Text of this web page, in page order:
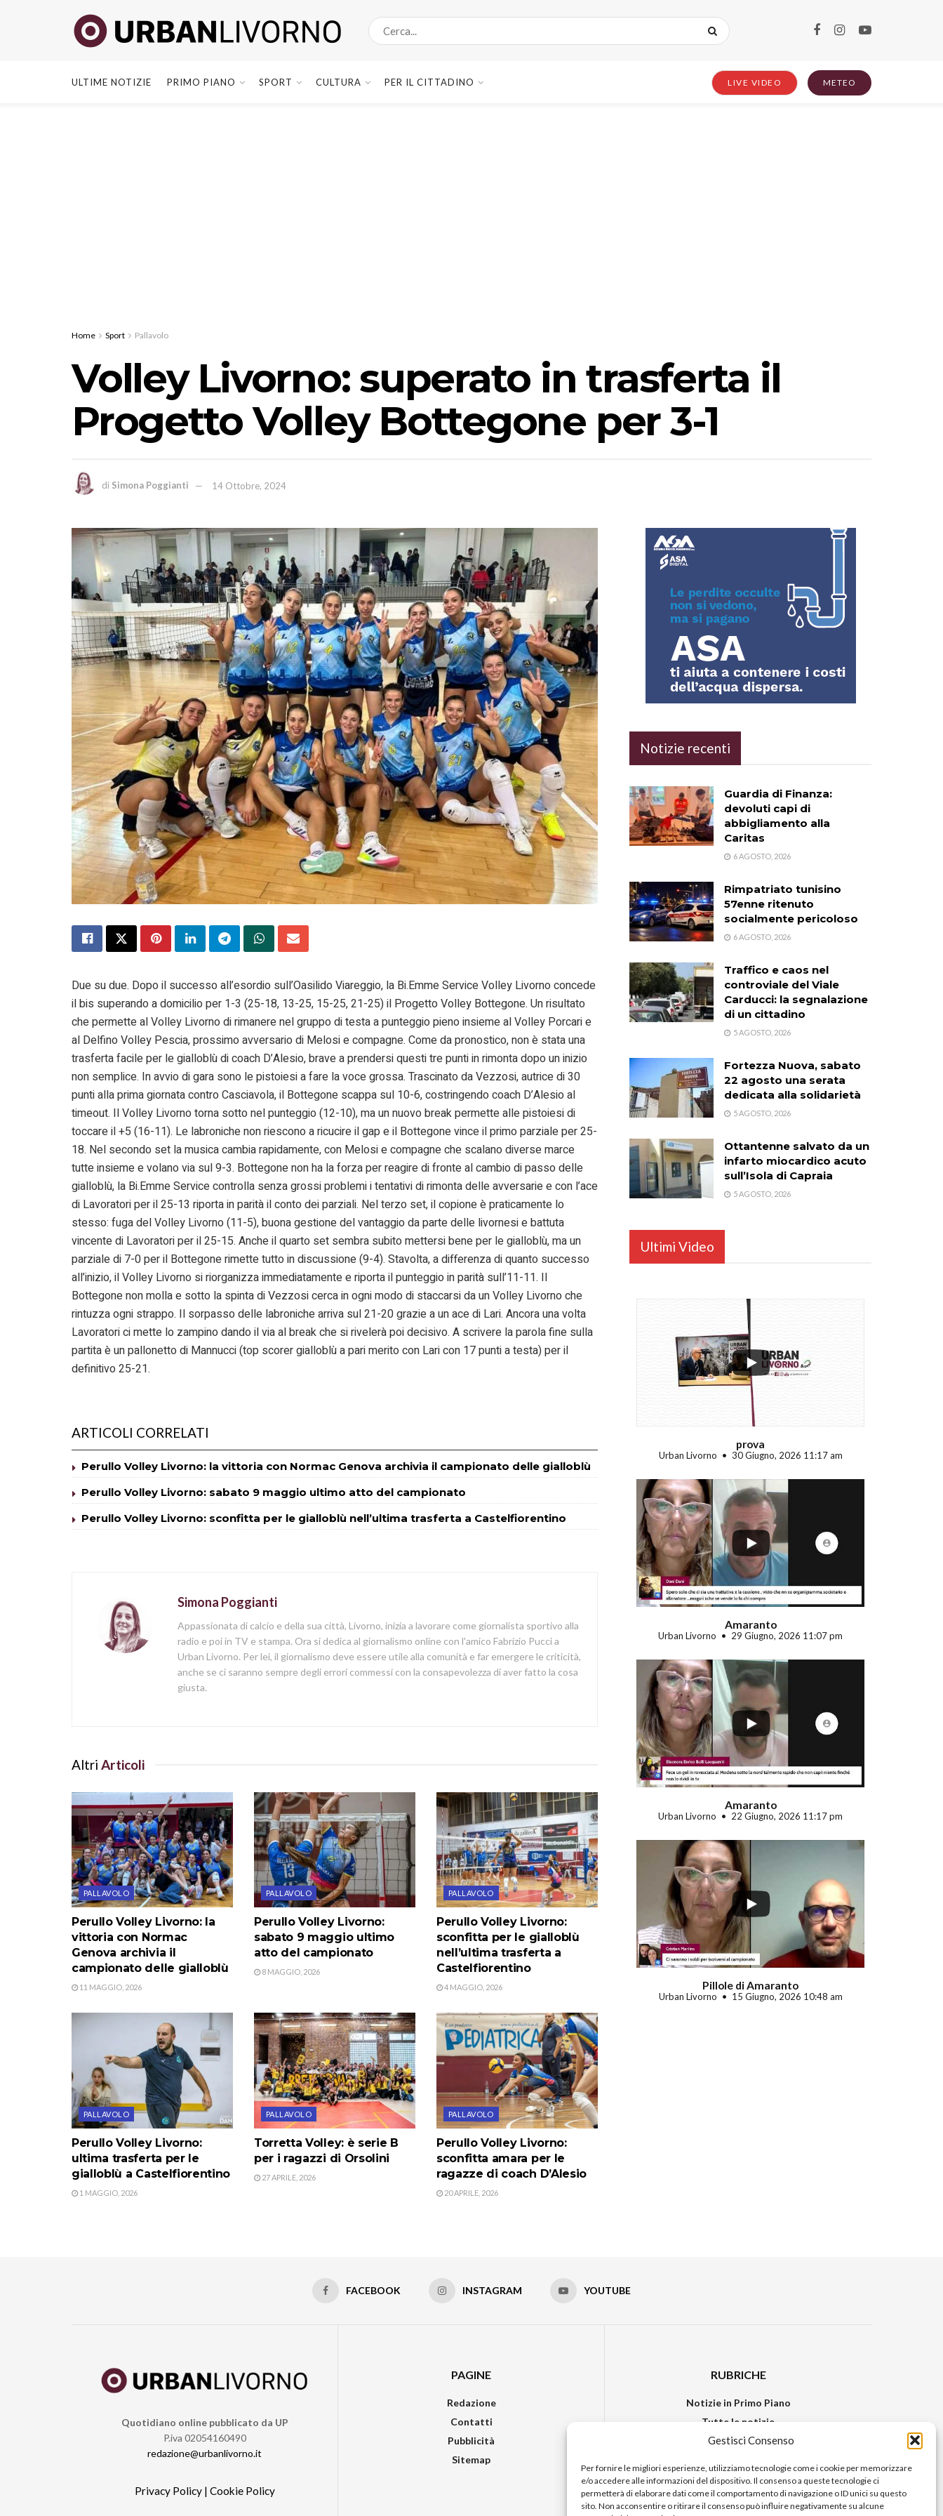
Gestisci Consenso
Per fornire le migliori esperienze, utilizziamo tecnologie come i cookie per memorizzare
e/o accedere alle informazioni del dispositivo. Il consenso a queste tecnologie ci
permetterà di elaborare dati come il comportamento di navigazione o ID unici su questo
sito. Non acconsentire o ritirare il consenso può influire negativamente su alcune
ULTIME NOTIZIE PRIMO PIANO SPORT CULTURA PER IL CITTADINO LIVE VIDEO METEO
Home Sport Pallavolo
Volley Livorno: superato in trasferta il
Progetto Volley Bottegone per 3-1
di Simona Poggianti 14 Ottobre, 2024
Due su due. Dopo il successo all’esordio sull’Oasilido Viareggio, la Bi.Emme Service Volley Livorno concede
il bis superando a domicilio per 1-3 (25-18, 13-25, 15-25, 21-25) il Progetto Volley Bottegone. Un risultato
che permette al Volley Livorno di rimanere nel gruppo di testa a punteggio pieno insieme al Volley Porcari e
al Delfino Volley Pescia, prossimo avversario di Melosi e compagne. Come da pronostico, non è stata una
trasferta facile per le gialloblù di coach D’Alesio, brave a prendersi questi tre punti in rimonta dopo un inizio
non semplice. In avvio di gara sono le pistoiesi a fare la voce grossa. Trascinato da Vezzosi, autrice di 30
punti alla prima giornata contro Casciavola, il Bottegone scappa sul 10-6, costringendo coach D’Alesio al
timeout. Il Volley Livorno torna sotto nel punteggio (12-10), ma un nuovo break permette alle pistoiesi di
toccare il +5 (16-11). Le labroniche non riescono a ricucire il gap e il Bottegone vince il primo parziale per 25-
18. Nel secondo set la musica cambia rapidamente, con Melosi e compagne che scalano diverse marce
tutte insieme e volano via sul 9-3. Bottegone non ha la forza per reagire di fronte al cambio di passo delle
gialloblù, la Bi.Emme Service controlla senza grossi problemi i tentativi di rimonta delle avversarie e con l’ace
di Lavoratori per il 25-13 riporta in parità il conto dei parziali. Nel terzo set, il copione è praticamente lo
stesso: fuga del Volley Livorno (11-5), buona gestione del vantaggio da parte delle livornesi e battuta
vincente di Lavoratori per il 25-15. Anche il quarto set sembra subito mettersi bene per le gialloblù, ma un
parziale di 7-0 per il Bottegone rimette tutto in discussione (9-4). Stavolta, a differenza di quanto successo
all’inizio, il Volley Livorno si riorganizza immediatamente e riporta il punteggio in parità sull’11-11. Il
Bottegone non molla e sotto la spinta di Vezzosi cerca in ogni modo di staccarsi da un Volley Livorno che
rintuzza ogni strappo. Il sorpasso delle labroniche arriva sul 21-20 grazie a un ace di Lari. Ancora una volta
Lavoratori ci mette lo zampino dando il via al break che si rivelerà poi decisivo. A scrivere la parola fine sulla
partita è un pallonetto di Mannucci (top scorer gialloblù a pari merito con Lari con 17 punti a testa) per il
definitivo 25-21.
ARTICOLI CORRELATI
Perullo Volley Livorno: la vittoria con Normac Genova archivia il campionato delle gialloblù
Perullo Volley Livorno: sabato 9 maggio ultimo atto del campionato
Perullo Volley Livorno: sconfitta per le gialloblù nell’ultima trasferta a Castelfiorentino
Simona Poggianti
Appassionata di calcio e della sua città, Livorno, inizia a lavorare come giornalista sportivo alla
radio e poi in TV e stampa. Ora si dedica al giornalismo online con l'amico Fabrizio Pucci a
Urban Livorno. Per lei, il giornalismo deve essere utile alla comunità e far emergere le criticità,
anche se ci saranno sempre degli errori commessi con la consapevolezza di aver fatto la cosa
giusta.
Altri Articoli
PALLAVOLO
Perullo Volley Livorno: la
vittoria con Normac
Genova archivia il
campionato delle gialloblù
11 MAGGIO, 2026
PALLAVOLO
Perullo Volley Livorno:
sabato 9 maggio ultimo
atto del campionato
8 MAGGIO, 2026
PALLAVOLO
Perullo Volley Livorno:
sconfitta per le gialloblù
nell’ultima trasferta a
Castelfiorentino
4 MAGGIO, 2026
PALLAVOLO
Perullo Volley Livorno:
ultima trasferta per le
gialloblù a Castelfiorentino
1 MAGGIO, 2026
PALLAVOLO
Torretta Volley: è serie B
per i ragazzi di Orsolini
27 APRILE, 2026
PALLAVOLO
Perullo Volley Livorno:
sconfitta amara per le
ragazze di coach D’Alesio
20 APRILE, 2026
Notizie recenti
Guardia di Finanza:
devoluti capi di
abbigliamento alla
Caritas
6 AGOSTO, 2026
Rimpatriato tunisino
57enne ritenuto
socialmente pericoloso
6 AGOSTO, 2026
Traffico e caos nel
controviale del Viale
Carducci: la segnalazione
di un cittadino
5 AGOSTO, 2026
Fortezza Nuova, sabato
22 agosto una serata
dedicata alla solidarietà
5 AGOSTO, 2026
Ottantenne salvato da un
infarto miocardico acuto
sull’Isola di Capraia
5 AGOSTO, 2026
Ultimi Video
...
prova
Urban Livorno 30 Giugno, 2026 11:17 am
...
Amaranto
Urban Livorno 29 Giugno, 2026 11:07 pm
...
Amaranto
Urban Livorno 22 Giugno, 2026 11:17 pm
Pillole di Amaranto
Urban Livorno 15 Giugno, 2026 10:48 am
FACEBOOK INSTAGRAM YOUTUBE
Quotidiano online pubblicato da UP
P.iva 02054160490
redazione@urbanlivorno.it
Privacy Policy| Cookie Policy
PAGINE
Redazione
Contatti
Pubblicità
Sitemap
RUBRICHE
Notizie in Primo Piano
Tutte le notizie
Urban Video